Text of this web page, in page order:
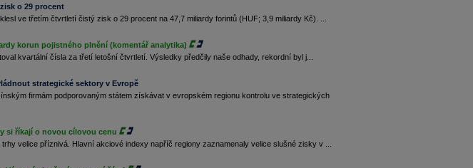
o 29 procent
ve třetím čtvrtletí čistý zisk o 29 procent na 47,7 miliardy forintů (HUF; 3,9 miliardy Kč). ...
korun pojistného plnění (komentář analytika)
kvartální čísla za třetí letošní čtvrtletí. Výsledky předčily naše odhady, rekordní byl j...
strategické sektory v Evropě
firmám podporovaným státem získávat v evropském regionu kontrolu ve strategických
si říkají o novou cílovou cenu
velice příznivá. Hlavní akciové indexy napříč regiony zaznamenaly velice slušné zisky v ...